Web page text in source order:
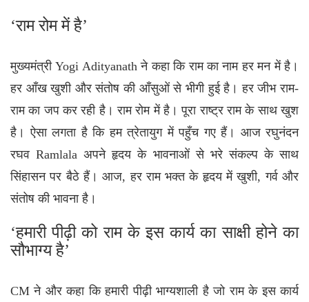
‘राम रोम में है’
मुख्यमंत्री Yogi Adityanath ने कहा कि राम का नाम हर मन में है।
हर आँख खुशी और संतोष की आँसुओं से भीगी हुई है। हर जीभ राम-
राम का जप कर रही है। राम रोम में है। पूरा राष्ट्र राम के साथ खुश
है। ऐसा लगता है कि हम त्रेतायुग में पहुँच गए हैं। आज रघुनंदन
रघव Ramlala अपने हृदय के भावनाओं से भरे संकल्प के साथ
सिंहासन पर बैठे हैं। आज, हर राम भक्त के हृदय में खुशी, गर्व और
संतोष की भावना है।
‘हमारी पीढ़ी को राम के इस कार्य का साक्षी होने का
सौभाग्य है’
CM ने और कहा कि हमारी पीढ़ी भाग्यशाली है जो राम के इस कार्य